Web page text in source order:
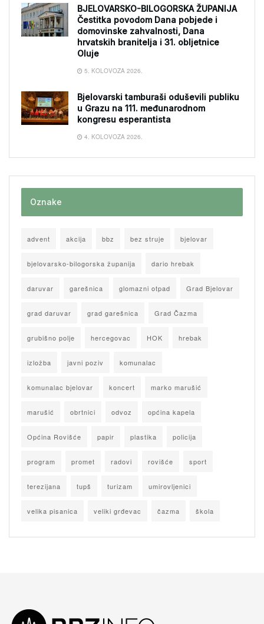
BJELOVARSKO-BILOGORSKA ŽUPANIJA
Čestitka povodom Dana pobjede i
domovinske zahvalnosti, Dana
hrvatskih branitelja i 31. obljetnice
Oluje
5. KOLOVOZA 2026.
Bjelovarski tamburaši oduševili publiku
u Grazu na 111. međunarodnom
kongresu esperantista
4. KOLOVOZA 2026.
Oznake
advent akcija bbz bez struje bjelovar
bjelovarsko-bilogorska županija dario hrebak
daruvar garešnica glomazni otpad Grad Bjelovar
grad daruvar grad garešnica Grad Čazma
grubišno polje hercegovac HOK hrebak
izložba javni poziv komunalac
komunalac bjelovar koncert marko marušić
marušić obrtnici odvoz općina kapela
Općina Rovišće papir plastika policija
program promet radovi rovišće sport
terezijana tupš turizam umirovljenici
velika pisanica veliki grđevac čazma škola